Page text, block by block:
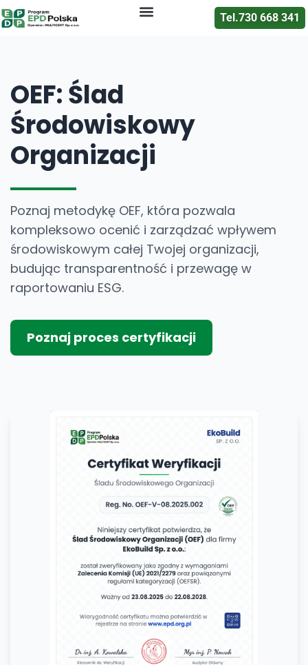
Tel.730 668 341
OEF: Ślad
Środowiskowy
Organizacji
Poznaj metodykę OEF, która pozwala
kompleksowo ocenić i zarządzać wpływem
środowiskowym całej Twojej organizacji,
budując transparentność i przewagę w
raportowaniu ESG.
Poznaj proces certyfikacji